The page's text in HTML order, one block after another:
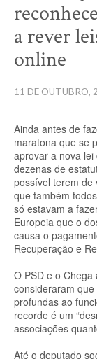
a rever
online
11 DE OUTUBRO,
Ainda antes de
maratona que se
aprovar a nova
dezenas de
possível terem de
que também
só estavam a
Europeia que o
causa o
Recuperação e
O PSD e o
consideraram
profundas ao
recorde é um
associações
Até o deputado